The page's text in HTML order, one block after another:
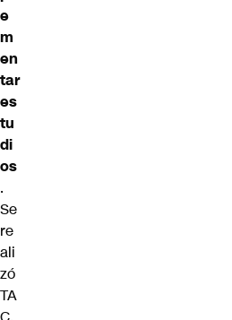
e
m
en
tar
es
tu
di
os
.
Se
re
ali
zó
TA